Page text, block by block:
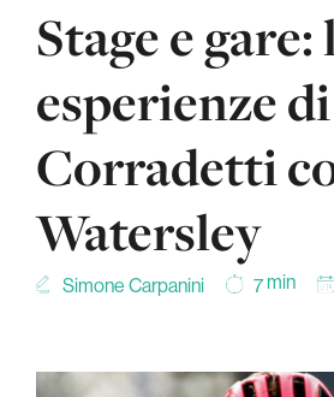
Stage e gare:
esperienze
Corradetti
Watersley
Simone Carpanini 7min